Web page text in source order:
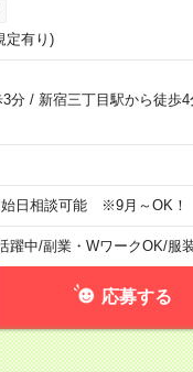
定有り)
3分/ 新宿三丁目駅から徒歩4
日相談可能 ※9月～OK！
躍中/副業・WワークOK/服
応募する